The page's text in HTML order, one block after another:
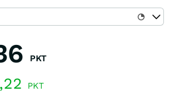
PKT
PKT